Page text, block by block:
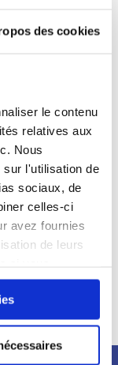
des cookies
le contenu
relatives aux
Nous
sur l'utilisation de
sociaux, de
celles-ci
avez fournies
de leurs